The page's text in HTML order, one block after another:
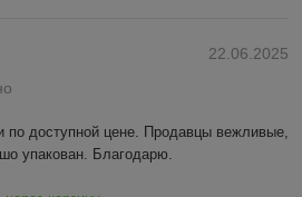
22.06.2025
по доступной цене. Продавцы вежливые,
упакован. Благодарю.